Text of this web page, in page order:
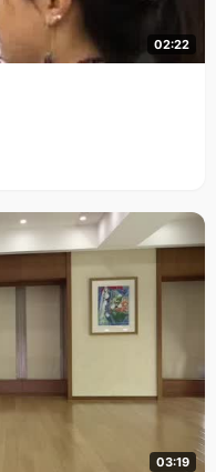
02:22
03:19